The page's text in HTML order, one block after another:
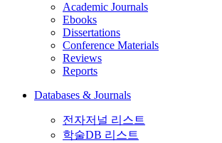
Academic Journals
Ebooks
Dissertations
Conference Materials
Reviews
Reports
Databases & Journals
전자저널 리스트
학술DB 리스트